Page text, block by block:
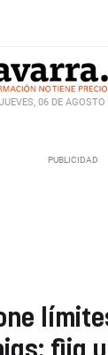
JUEVES, 06 DE AGOSTO